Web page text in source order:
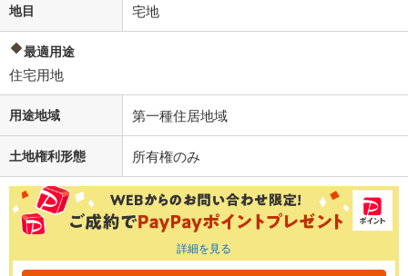
地目 宅地
最適用途
住宅用地
用途地域 第一種住居地域
土地権利形態 所有権のみ
詳細を見る